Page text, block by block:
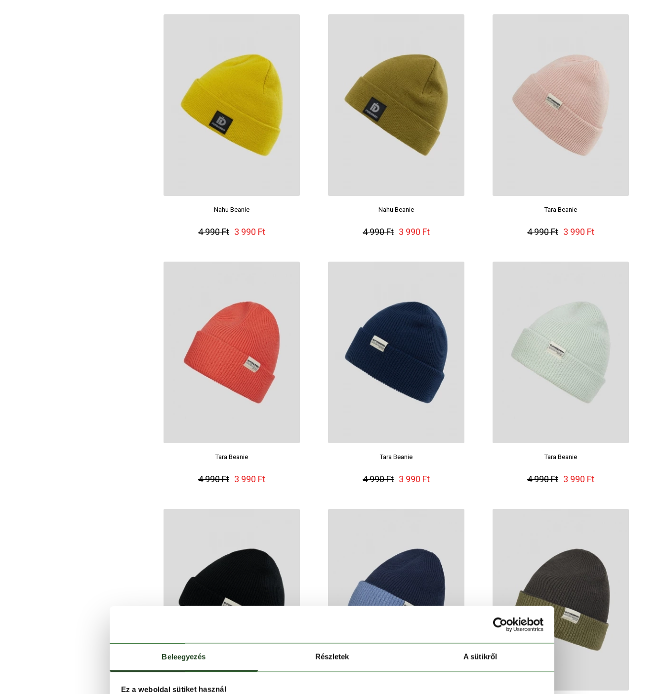
Beleegyezés Részletek A sütikről
Ez a weboldal sütiket használ
Nahu Beanie
4 990 Ft 3 990 Ft
Nahu Beanie
4 990 Ft 3 990 Ft
Tara Beanie
4 990 Ft 3 990 Ft
Tara Beanie
4 990 Ft 3 990 Ft
Tara Beanie
4 990 Ft 3 990 Ft
Tara Beanie
4 990 Ft 3 990 Ft